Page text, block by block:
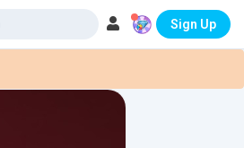
Sign Up